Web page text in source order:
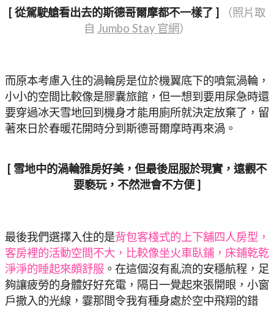
[ 從駕駛艙看出去的斯德哥爾摩都不一樣了 ]
（照片取
自 Jumbo Stay 官網）
而原本考慮入住的渦輪房是位於機翼底下的噴氣渦輪，
小小的空間比較像是膠囊旅館，但一想到要用尿急時還
要穿過冰天雪地回到機身才能用廁所就決定放棄了，留
著來日於春暖花開時分到斯德哥爾摩時再來渦。
[ 雪地中的渦輪雅房好美，但最後屈服於現實，遠觀不
要褻玩，不然泄會不方便 ]
最後我們選擇入住的是背包客棧式的上下舖四人房型，
客房裡的活動空間不大，比較像坐火車臥鋪，床鋪乾乾
淨淨的睡起來頗舒服 。在這個沒有亂流的安穩航程，足
夠讓疲勞的身體好好充電，隔日一覺起來張開眼，小窗
戶撒入的光線，霎那間令我有種身處於空中飛翔的錯